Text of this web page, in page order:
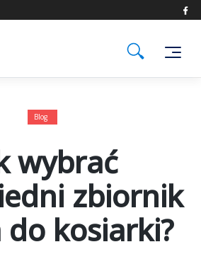
Blog
wybrać
zbiornik
kosiarki?